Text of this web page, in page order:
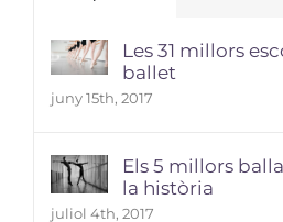
Les 31 millors
ballet
juny 15th, 2017
Els 5 millors
la història
juliol 4th, 2017